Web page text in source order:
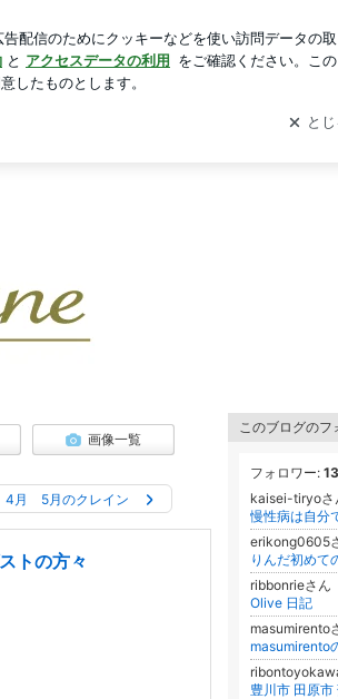
ログイン
、身体を蘇らせる「ゆるほぐ」ストレッチ(～８
画像一覧
4月 5月のクレイン
トの方々
このブログのフ
フォロワー:
kaisei-tiryoさ
慢性病は自分
erikong0605
りんだ初めて
ribbonrieさん
Olive 日記
masumirento
masumirento